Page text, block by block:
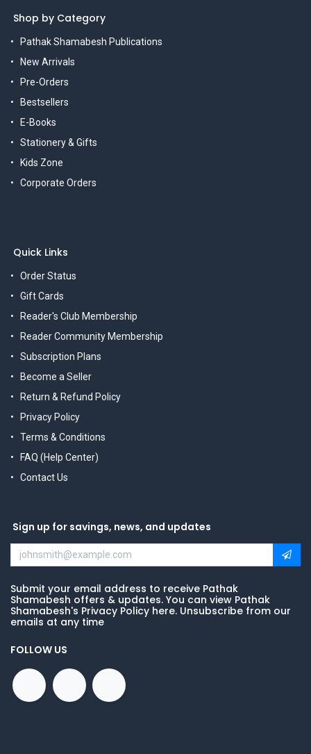
Shop by Category
Pathak Shamabesh Publications
New Arrivals
Pre-Orders
Bestsellers
E-Books
Stationery & Gifts
Kids Zone
Corporate Orders
Quick Links
Order Status
Gift Cards
Reader's Club Membership
Reader Community Membership
Subscription Plans
Become a Seller
Return & Refund Policy
Privacy Policy
Terms & Conditions
FAQ (Help Center)
Contact Us
Sign up for savings, news, and updates
Submit your email address to receive Pathak
Shamabesh offers & updates. You can view Pathak
Shamabesh's Privacy Policy here. Unsubscribe from our
emails at any time
FOLLOW US